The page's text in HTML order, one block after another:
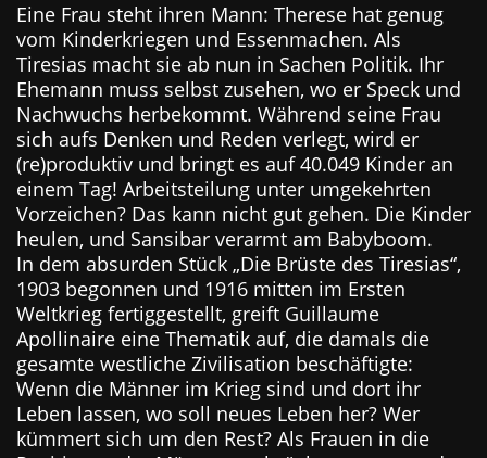
Eine Frau steht ihren Mann: Therese hat genug
vom Kinderkriegen und Essenmachen. Als
Tiresias macht sie ab nun in Sachen Politik. Ihr
Ehemann muss selbst zusehen, wo er Speck und
Nachwuchs herbekommt. Während seine Frau
sich aufs Denken und Reden verlegt, wird er
(re)produktiv und bringt es auf 40.049 Kinder an
einem Tag! Arbeitsteilung unter umgekehrten
Vorzeichen? Das kann nicht gut gehen. Die Kinder
heulen, und Sansibar verarmt am Babyboom.
In dem absurden Stück „Die Brüste des Tiresias“,
1903 begonnen und 1916 mitten im Ersten
Weltkrieg fertiggestellt, greift Guillaume
Apollinaire eine Thematik auf, die damals die
gesamte westliche Zivilisation beschäftigte:
Wenn die Männer im Krieg sind und dort ihr
Leben lassen, wo soll neues Leben her? Wer
kümmert sich um den Rest? Als Frauen in die